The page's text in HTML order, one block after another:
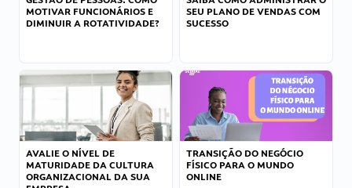
MOTIVAR FUNCIONÁRIOS E
DIMINUIR A ROTATIVIDADE?
SEU PLANO DE VENDAS COM
SUCESSO
AVALIE O NÍVEL DE
MATURIDADE DA CULTURA
ORGANIZACIONAL DA SUA
TRANSIÇÃO DO NEGÓCIO
FÍSICO PARA O MUNDO
ONLINE